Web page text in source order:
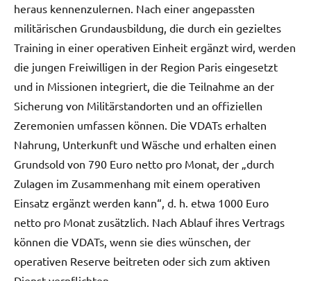
heraus kennenzulernen. Nach einer angepassten
militärischen Grundausbildung, die durch ein gezieltes
Training in einer operativen Einheit ergänzt wird, werden
die jungen Freiwilligen in der Region Paris eingesetzt
und in Missionen integriert, die die Teilnahme an der
Sicherung von Militärstandorten und an offiziellen
Zeremonien umfassen können. Die VDATs erhalten
Nahrung, Unterkunft und Wäsche und erhalten einen
Grundsold von 790 Euro netto pro Monat, der „durch
Zulagen im Zusammenhang mit einem operativen
Einsatz ergänzt werden kann“, d. h. etwa 1000 Euro
netto pro Monat zusätzlich. Nach Ablauf ihres Vertrags
können die VDATs, wenn sie dies wünschen, der
operativen Reserve beitreten oder sich zum aktiven